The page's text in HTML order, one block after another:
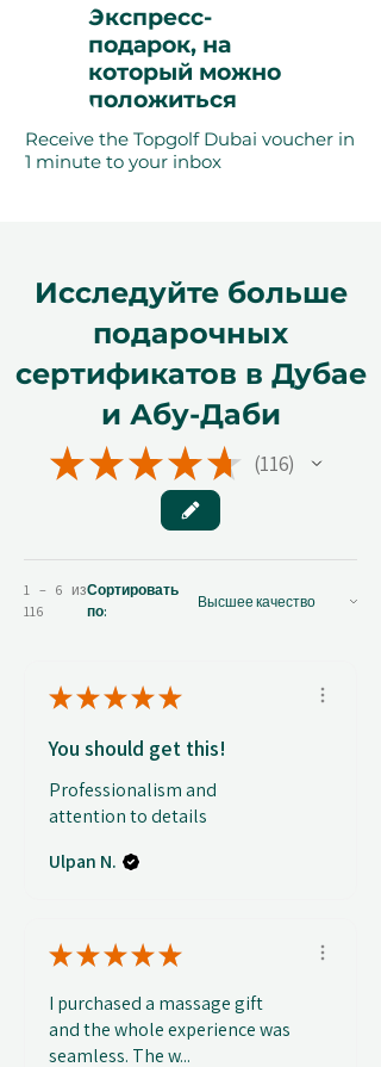
Экспресс-
подарок, на
который можно
положиться
Receive the Topgolf Dubai voucher in
1 minute to your inbox
Исследуйте больше
подарочных
сертификатов в Дубае
и Абу-Даби
★★★★★ 116
116
1 – 6 из
116
Сортировать
по:
★★★★★
You should get this!
Professionalism and
attention to details
Ulpan N.
★★★★★
I purchased a massage gift
and the whole experience was
seamless. The w...